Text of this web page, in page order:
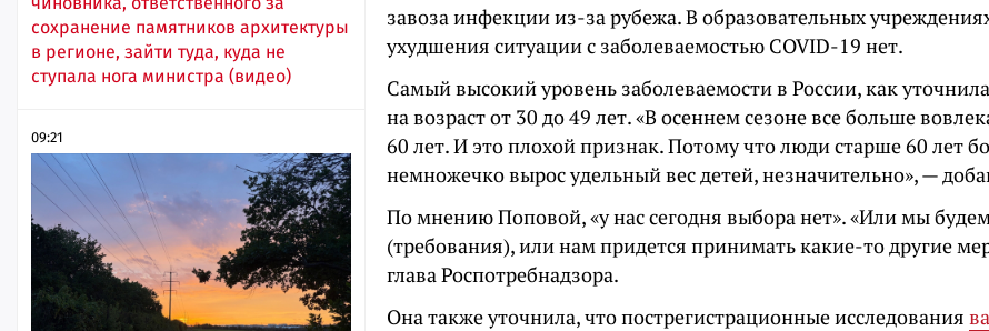
сохранение памятников архитектуры
в регионе, зайти туда, куда не
ступала нога министра (видео)
09:21
завоза инфекции из-за рубежа. В образовательных
ухудшения ситуации с заболеваемостью COVID-19 нет.
Самый высокий уровень заболеваемости в России, как
на возраст от 30 до 49 лет. «В осеннем сезоне все больше
60 лет. И это плохой признак. Потому что люди старше 60 лет
немножечко вырос удельный вес детей, незначительно», —
По мнению Поповой, «у нас сегодня выбора нет». «Или мы
(требования), или нам придется принимать какие-то другие
глава Роспотребнадзора.
Она также уточнила, что пострегистрационные исследования